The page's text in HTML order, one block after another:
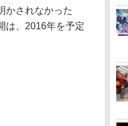
かされなかった
は、2016年を予定